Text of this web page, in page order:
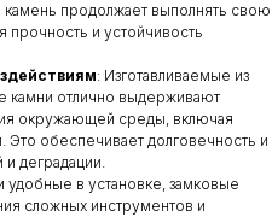
камень продолжает выполнять свою
прочность и устойчивость
: Изготавливаемые из
камни отлично выдерживают
окружающей среды, включая
Это обеспечивает долговечность и
деградации.
удобные в установке, замковые
сложных инструментов и